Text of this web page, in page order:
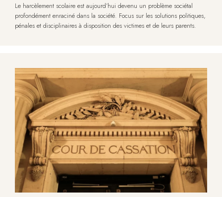
Le harcèlement scolaire est aujourd’hui devenu un problème sociétal
profondément enraciné dans la société. Focus sur les solutions politiques,
pénales et disciplinaires à disposition des victimes et de leurs parents.